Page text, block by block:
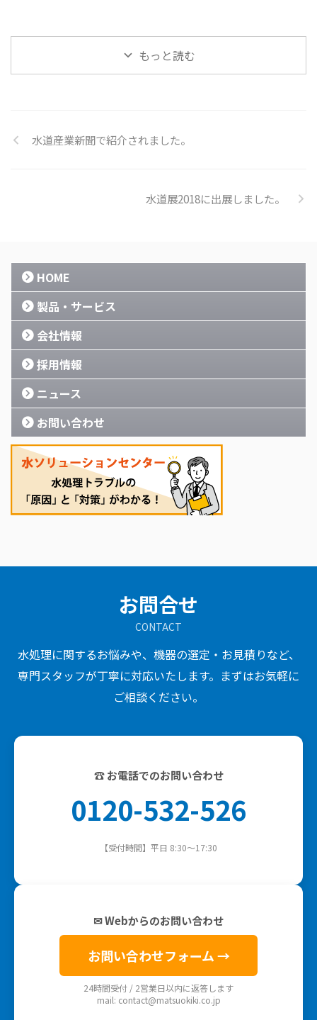
もっと読む
水道産業新聞で紹介されました。
水道展2018に出展しました。
HOME
製品・サービス
会社情報
採用情報
ニュース
お問い合わせ
お問合せ
CONTACT
水処理に関するお悩みや、機器の選定・お見積りなど、
専門スタッフが丁寧に対応いたします。まずはお気軽に
ご相談ください。
☎ お電話でのお問い合わせ
0120-532-526
【受付時間】平日 8:30～17:30
✉ Webからのお問い合わせ
お問い合わせフォーム →
24時間受付 / 2営業日以内に返答します
mail: contact@matsuokiki.co.jp